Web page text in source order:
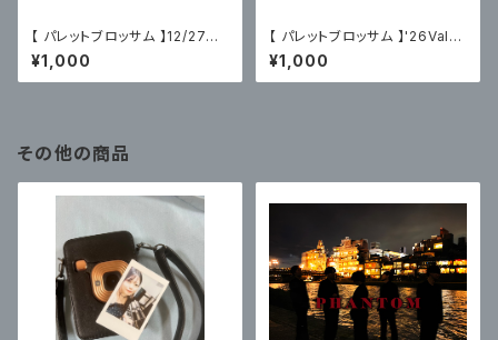
【 パレットブロッサム 】12/27主
催ライブフォトC〈サイン無〉
¥1,000
【 パレットブロッサム 】'26Vale
ntine限定ブロマイドB〈サイン
有〉
¥1,000
その他の商品